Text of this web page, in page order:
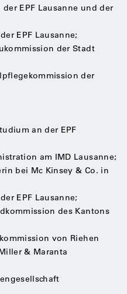
EPF Lausanne und der
EPF Lausanne;
der Stadt
der
an der EPF
am IMD Lausanne;
bei Mc Kinsey & Co. in
EPF Lausanne;
des Kantons
von Riehen
& Maranta